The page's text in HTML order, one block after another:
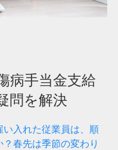
病手当金支給
問を解決
入れた従業員は、順
春先は季節の変わり